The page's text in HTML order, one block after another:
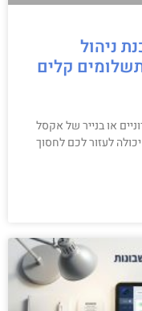
ניהול
קלים
או בנייר של אקסל
לעזור לכם לחסוך